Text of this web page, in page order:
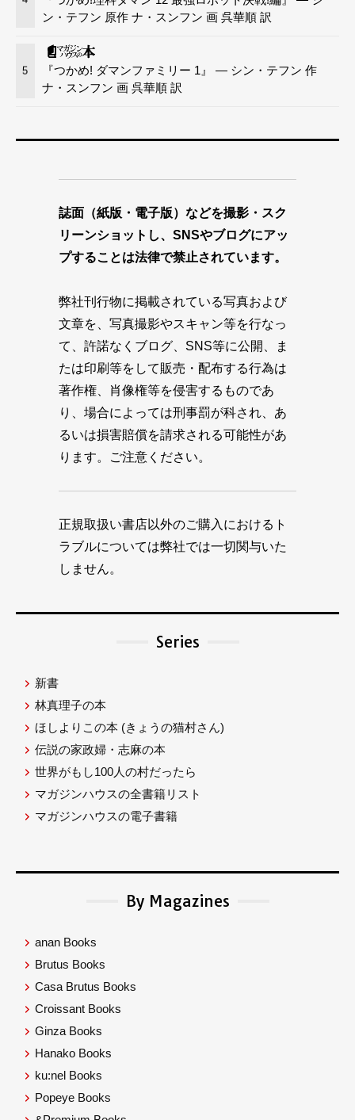
ン・テフン 原作 ナ・スンフン 画 呉華順 訳
5
『つかめ! ダマンファミリー 1』 — シン・テフン 作
ナ・スンフン 画 呉華順 訳
誌面（紙版・電子版）などを撮影・スク
リーンショットし、SNSやブログにアッ
プすることは法律で禁止されています。
弊社刊行物に掲載されている写真および
文章を、写真撮影やスキャン等を行なっ
て、許諾なくブログ、SNS等に公開、ま
たは印刷等をして販売・配布する行為は
著作権、肖像権等を侵害するものであ
り、場合によっては刑事罰が科され、あ
るいは損害賠償を請求される可能性があ
ります。ご注意ください。
正規取扱い書店以外のご購入におけるト
ラブルについては弊社では一切関与いた
しません。
Series
新書
林真理子の本
ほしよりこの本 (きょうの猫村さん)
伝説の家政婦・志麻の本
世界がもし100人の村だったら
マガジンハウスの全書籍リスト
マガジンハウスの電子書籍
By Magazines
anan Books
Brutus Books
Casa Brutus Books
Croissant Books
Ginza Books
Hanako Books
ku:nel Books
Popeye Books